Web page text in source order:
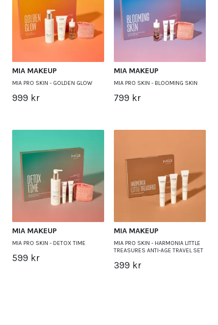
MIA MAKEUP
MIA PRO SKIN - GOLDEN GLOW
999 kr
MIA MAKEUP
MIA PRO SKIN - BLOOMING SKIN
799 kr
MIA MAKEUP
MIA PRO SKIN - DETOX TIME
599 kr
MIA MAKEUP
MIA PRO SKIN - HARMONIA LITTLE
TREASURES ANTI-AGE TRAVEL SET
399 kr